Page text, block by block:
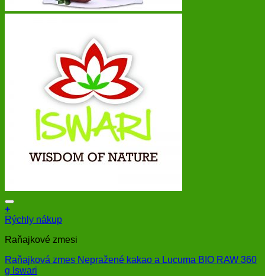
+
Rýchly nákup
Raňajkové zmesi
Raňajková zmes Nepražené kakao a Lucuma BIO RAW 360
g Iswari